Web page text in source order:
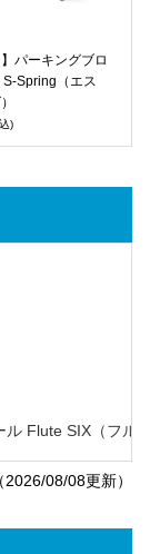
】パーキングブロ
S-Spring（エス
)
ル Flute SIX（フルー
08/08更新）